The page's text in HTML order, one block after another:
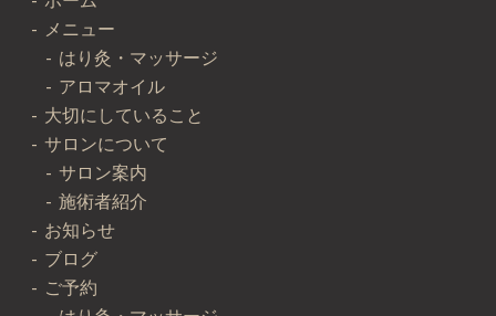
メニュー
はり灸・マッサージ
アロマオイル
大切にしていること
サロンについて
サロン案内
施術者紹介
お知らせ
ブログ
ご予約